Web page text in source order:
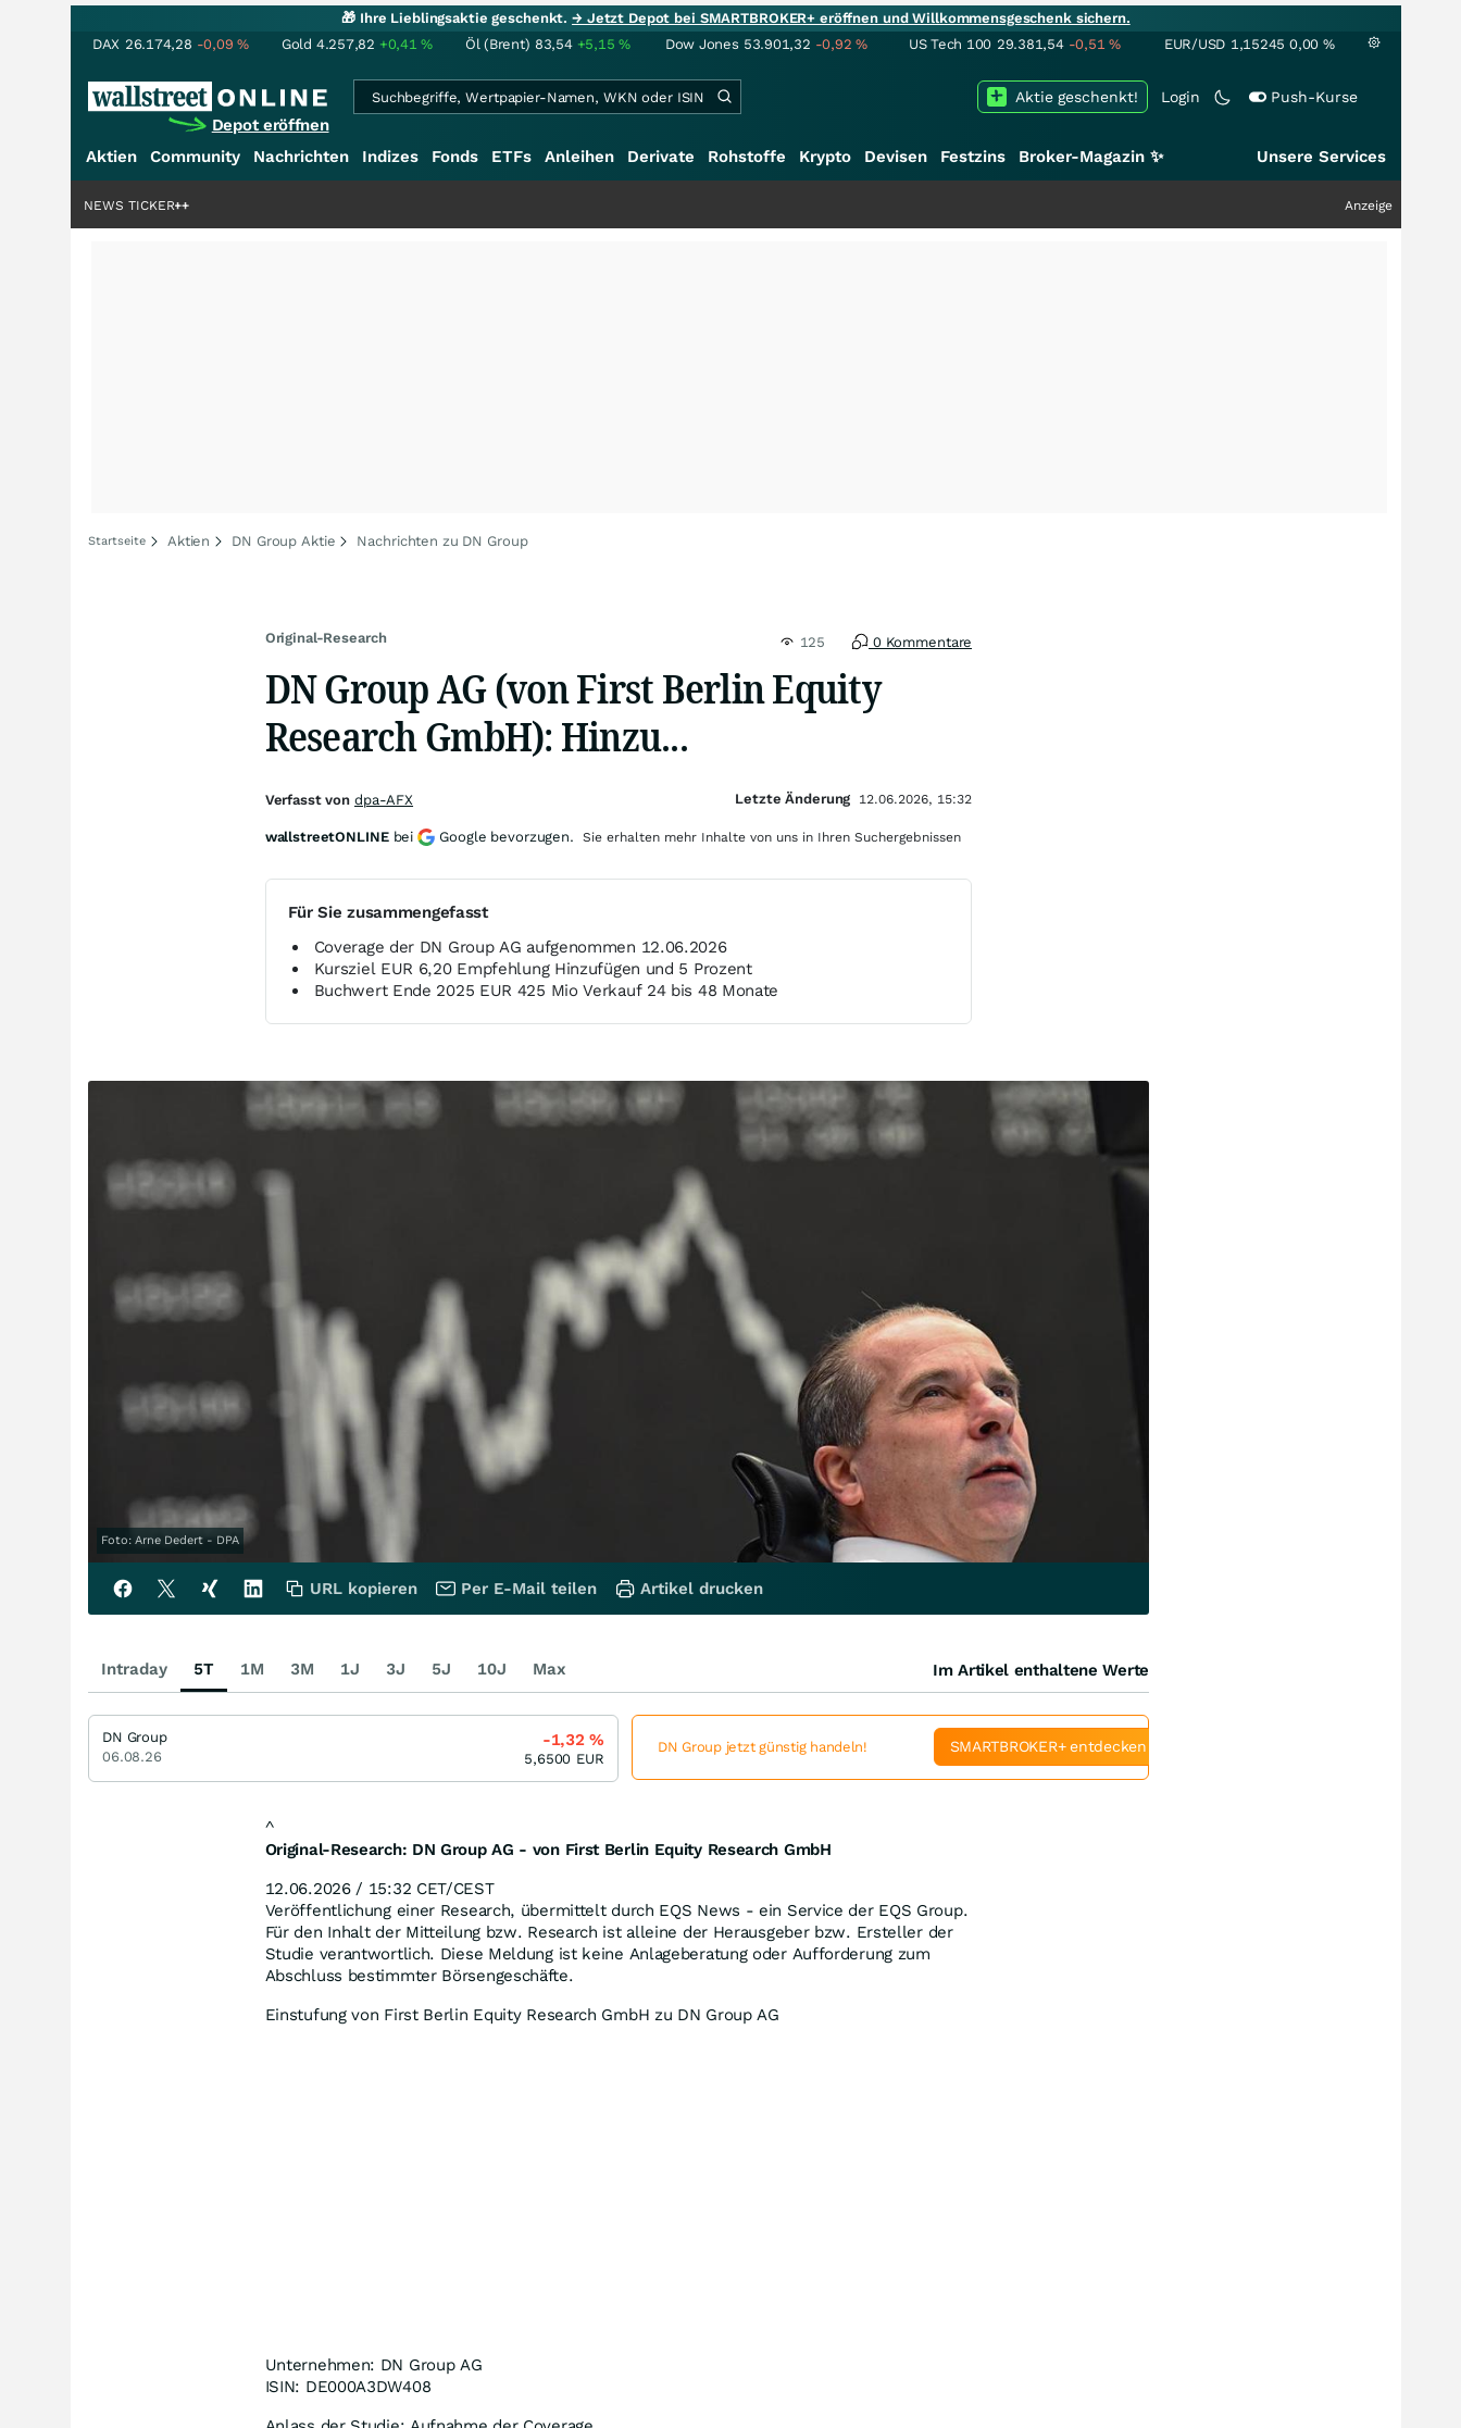
🎁 Ihre Lieblingsaktie geschenkt.→ Jetzt Depot bei SMARTBROKER+ eröffnen und Willkommensgeschenk sichern.
DAX 26.174,28 -0,09% Gold 4.257,82 +0,41% Öl (Brent) 83,54 +5,15% Dow Jones 53.901,32 -0,92% US Tech 100 29.381,54 -0,51% EUR/USD 1,15245 0,00 %
Depot eröffnen
Login Push-Kurse
Aktie geschenkt!
Aktien Community Nachrichten Indizes Fonds ETFs Anleihen Derivate Rohstoffe Krypto Devisen Festzins Broker-Magazin ✨ Unsere Services
+++ Anzeige
NEWS TICKER
Startseite Aktien DN Group Aktie Nachrichten zu DN Group
Original-Research 125 0 Kommentare
DN Group AG (von First Berlin Equity
Research GmbH): Hinzu...
Für Sie zusammengefasst
Coverage der DN Group AG aufgenommen 12.06.2026
Kursziel EUR 6,20 Empfehlung Hinzufügen und 5 Prozent
Buchwert Ende 2025 EUR 425 Mio Verkauf 24 bis 48 Monate
Foto: Arne Dedert - DPA
^
Original-Research: DN Group AG - von First Berlin Equity Research GmbH
12.06.2026 / 15:32 CET/CEST
Veröffentlichung einer Research, übermittelt durch EQS News - ein Service der EQS Group.
Für den Inhalt der Mitteilung bzw. Research ist alleine der Herausgeber bzw. Ersteller der
Studie verantwortlich. Diese Meldung ist keine Anlageberatung oder Aufforderung zum
Abschluss bestimmter Börsengeschäfte.
Einstufung von First Berlin Equity Research GmbH zu DN Group AG
Unternehmen: DN Group AG
ISIN: DE000A3DW408
Verfasst von dpa-AFX Letzte Änderung 12.06.2026, 15:32
wallstreetONLINE bei Google bevorzugen. Sie erhalten mehr Inhalte von uns in Ihren Suchergebnissen
URL kopieren Per E-Mail teilen Artikel drucken
Intraday 5T 1M 3M 1J 3J 5J 10J Max Im Artikel enthaltene Werte
DN Group
06.08.26
-1,32%
5,6500 EUR
DN Group jetzt günstig handeln! SMARTBROKER+ entdecken